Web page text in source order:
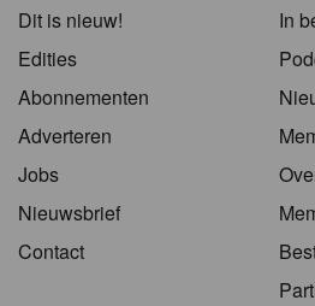
Dit is nieuw!
Edities
Abonnementen
Adverteren
Jobs
Nieuwsbrief
Contact
In